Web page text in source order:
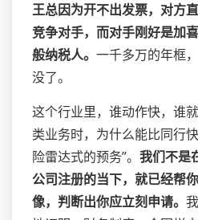
王总因为开不出发票，对方
竞争对手，而对手刚好是加
般纳税人。 一千多万的年框
没了。
这个行业里，谁动作快，谁
类业务时，为什么能比同行
险雷达式的预务”。 我们不是
公司注册的当下，就已经帮
像，判断出你应立刻申请。